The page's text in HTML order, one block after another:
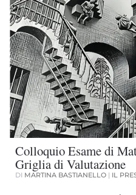
Colloquio Esame di
Griglia di Valutazione
DI MARTINA BASTIANELLO | IL